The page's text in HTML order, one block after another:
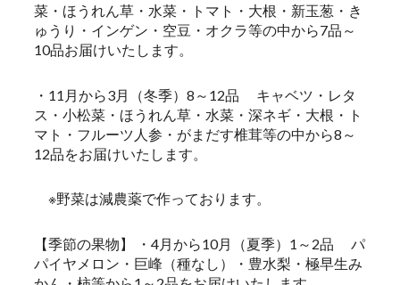
菜・ほうれん草・水菜・トマト・大根・新玉葱・き
ゅうり・インゲン・空豆・オクラ等の中から7品～
10品お届けいたします。
・11月から3月（冬季）8～12品 キャベツ・レタ
ス・小松菜・ほうれん草・水菜・深ネギ・大根・ト
マト・フルーツ人参・がまだす椎茸等の中から8～
12品をお届けいたします。
※野菜は減農薬で作っております。
【季節の果物】 ・4月から10月（夏季）1～2品 パ
パイヤメロン・巨峰（種なし）・豊水梨・極早生み